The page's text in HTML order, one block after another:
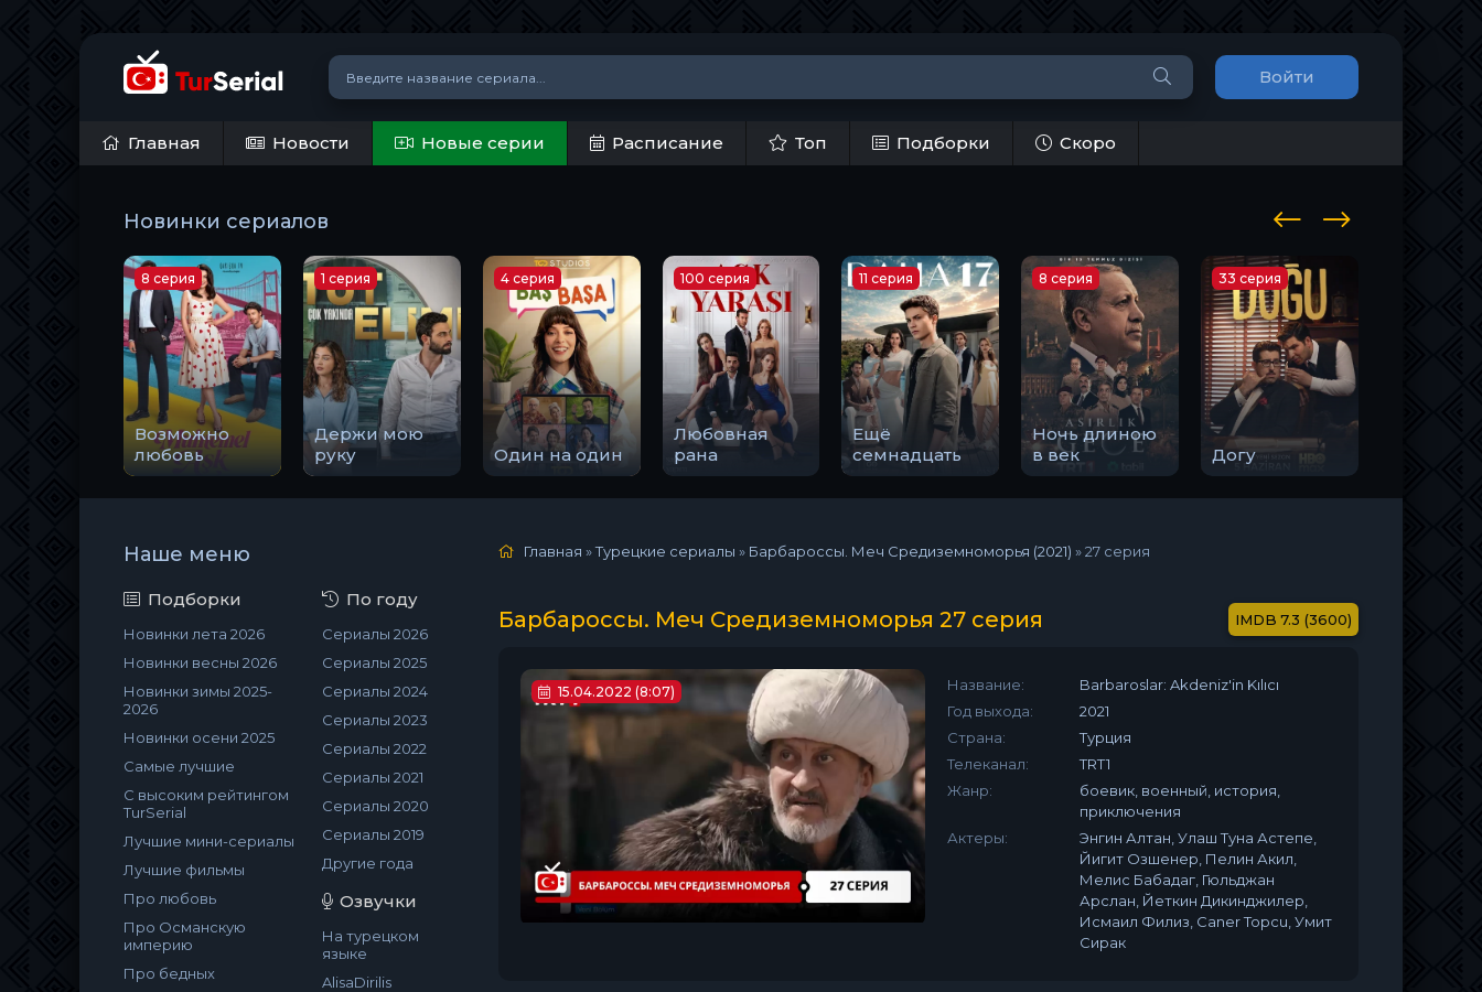
Войти
Главная Новости Новые серии Расписание Топ Подборки Скоро
Новинки сериалов
Возможно
любовь
8 серия
Держи мою
руку
1 серия
Один на один
4 серия
Любовная
рана
100 серия
Ещё
семнадцать
11 серия
Ночь длиною
в век
8 серия
Догу
33 серия
Наше меню
Подборки
Новинки лета 2026
Новинки весны 2026
Новинки зимы 2025-
2026
Новинки осени 2025
Самые лучшие
С высоким рейтингом
TurSerial
Лучшие мини-сериалы
Лучшие фильмы
Про любовь
Про Османскую
империю
Про бедных
По году
Сериалы 2026
Сериалы 2025
Сериалы 2024
Сериалы 2023
Сериалы 2022
Сериалы 2021
Сериалы 2020
Сериалы 2019
Другие года
Озвучки
На турецком
языке
AlisaDirilis
Главная »Турецкие сериалы » Барбароссы. Меч Средиземноморья (2021) »27 серия
Барбароссы. Меч Средиземноморья 27 серия 7.3 (3600)
15.04.2022 (8:07) Название:
Barbaroslar: Akdeniz'in Kılıcı
Год выхода:
2021
Страна:
Турция
Телеканал:
TRT1
Жанр:
боевик, военный, история,
приключения
Актеры:
Энгин Алтан, Улаш Туна Астепе,
Йигит Озшенер, Пелин Акил,
Мелис Бабадаг, Гюльджан
Арслан, Йеткин Дикинджилер,
Исмаил Филиз, Caner Topcu, Умит
Сирак